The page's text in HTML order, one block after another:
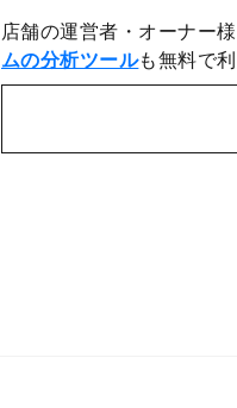
店舗の運営者・オーナー
ムの分析ツールも無料で